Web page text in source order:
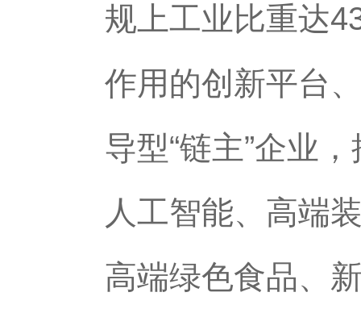
规上工业比重达
作用的创新平台
导型“链主”企业
人工智能、高端
高端绿色食品、